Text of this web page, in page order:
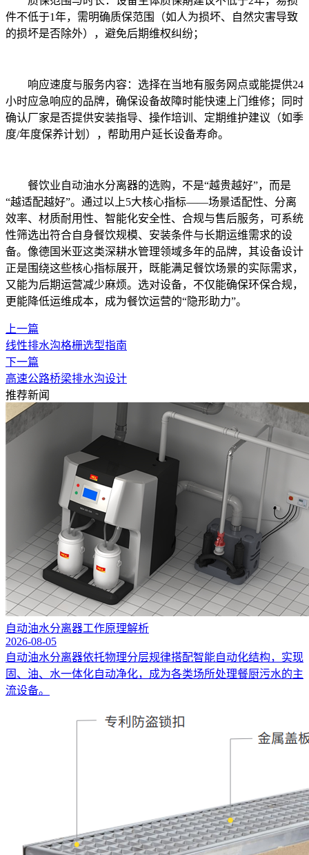
件不低于1年，需明确质保范围（如人为损坏、自然灾害导致
的损坏是否除外），避免后期维权纠纷；
响应速度与服务内容：选择在当地有服务网点或能提供24
小时应急响应的品牌，确保设备故障时能快速上门维修；同时
确认厂家是否提供安装指导、操作培训、定期维护建议（如季
度/年度保养计划），帮助用户延长设备寿命。
餐饮业自动油水分离器的选购，不是“越贵越好”，而是
“越适配越好”。通过以上5大核心指标——场景适配性、分离
效率、材质耐用性、智能化安全性、合规与售后服务，可系统
性筛选出符合自身餐饮规模、安装条件与长期运维需求的设
备。像德国米亚这类深耕水管理领域多年的品牌，其设备设计
正是围绕这些核心指标展开，既能满足餐饮场景的实际需求，
又能为后期运营减少麻烦。选对设备，不仅能确保环保合规，
更能降低运维成本，成为餐饮运营的“隐形助力”。
上一篇
线性排水沟格栅选型指南
下一篇
高速公路桥梁排水沟设计
推荐新闻
自动油水分离器工作原理解析
2026-08-05
自动油水分离器依托物理分层规律搭配智能自动化结构，实现
固、油、水一体化自动净化，成为各类场所处理餐厨污水的主
流设备。